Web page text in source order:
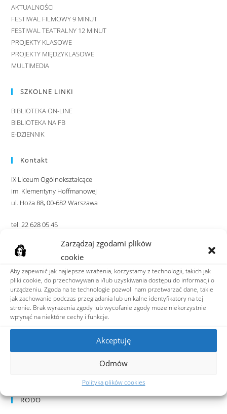
Zarządzaj zgodami plików
cookie
Aby zapewnić jak najlepsze wrażenia, korzystamy z technologii, takich jak
pliki cookie, do przechowywania i/lub uzyskiwania dostępu do informacji o
urządzeniu. Zgoda na te technologie pozwoli nam przetwarzać dane, takie
jak zachowanie podczas przeglądania lub unikalne identyfikatory na tej
stronie. Brak wyrażenia zgody lub wycofanie zgody może niekorzystnie
wpłynąć na niektóre cechy i funkcje.
Akceptuję
Odmów
Polityka plików cookies
AKTUALNOŚCI
FESTIWAL FILMOWY 9 MINUT
FESTIWAL TEATRALNY 12 MINUT
PROJEKTY KLASOWE
PROJEKTY MIĘDZYKLASOWE
MULTIMEDIA
SZKOLNE LINKI
BIBLIOTEKA ON-LINE
BIBLIOTEKA NA FB
E-DZIENNIK
Kontakt
IX Liceum Ogólnokształcące
im. Klementyny Hoffmanowej
ul. Hoża 88, 00-682 Warszawa
tel: 22 628 05 45
e-mail:
ixlo@hoffmanowa.pl
Adres do e-Doręczeń
AE:PL-36599-39849-VRJWR-23
ZNAJDŹ NAS
RODO